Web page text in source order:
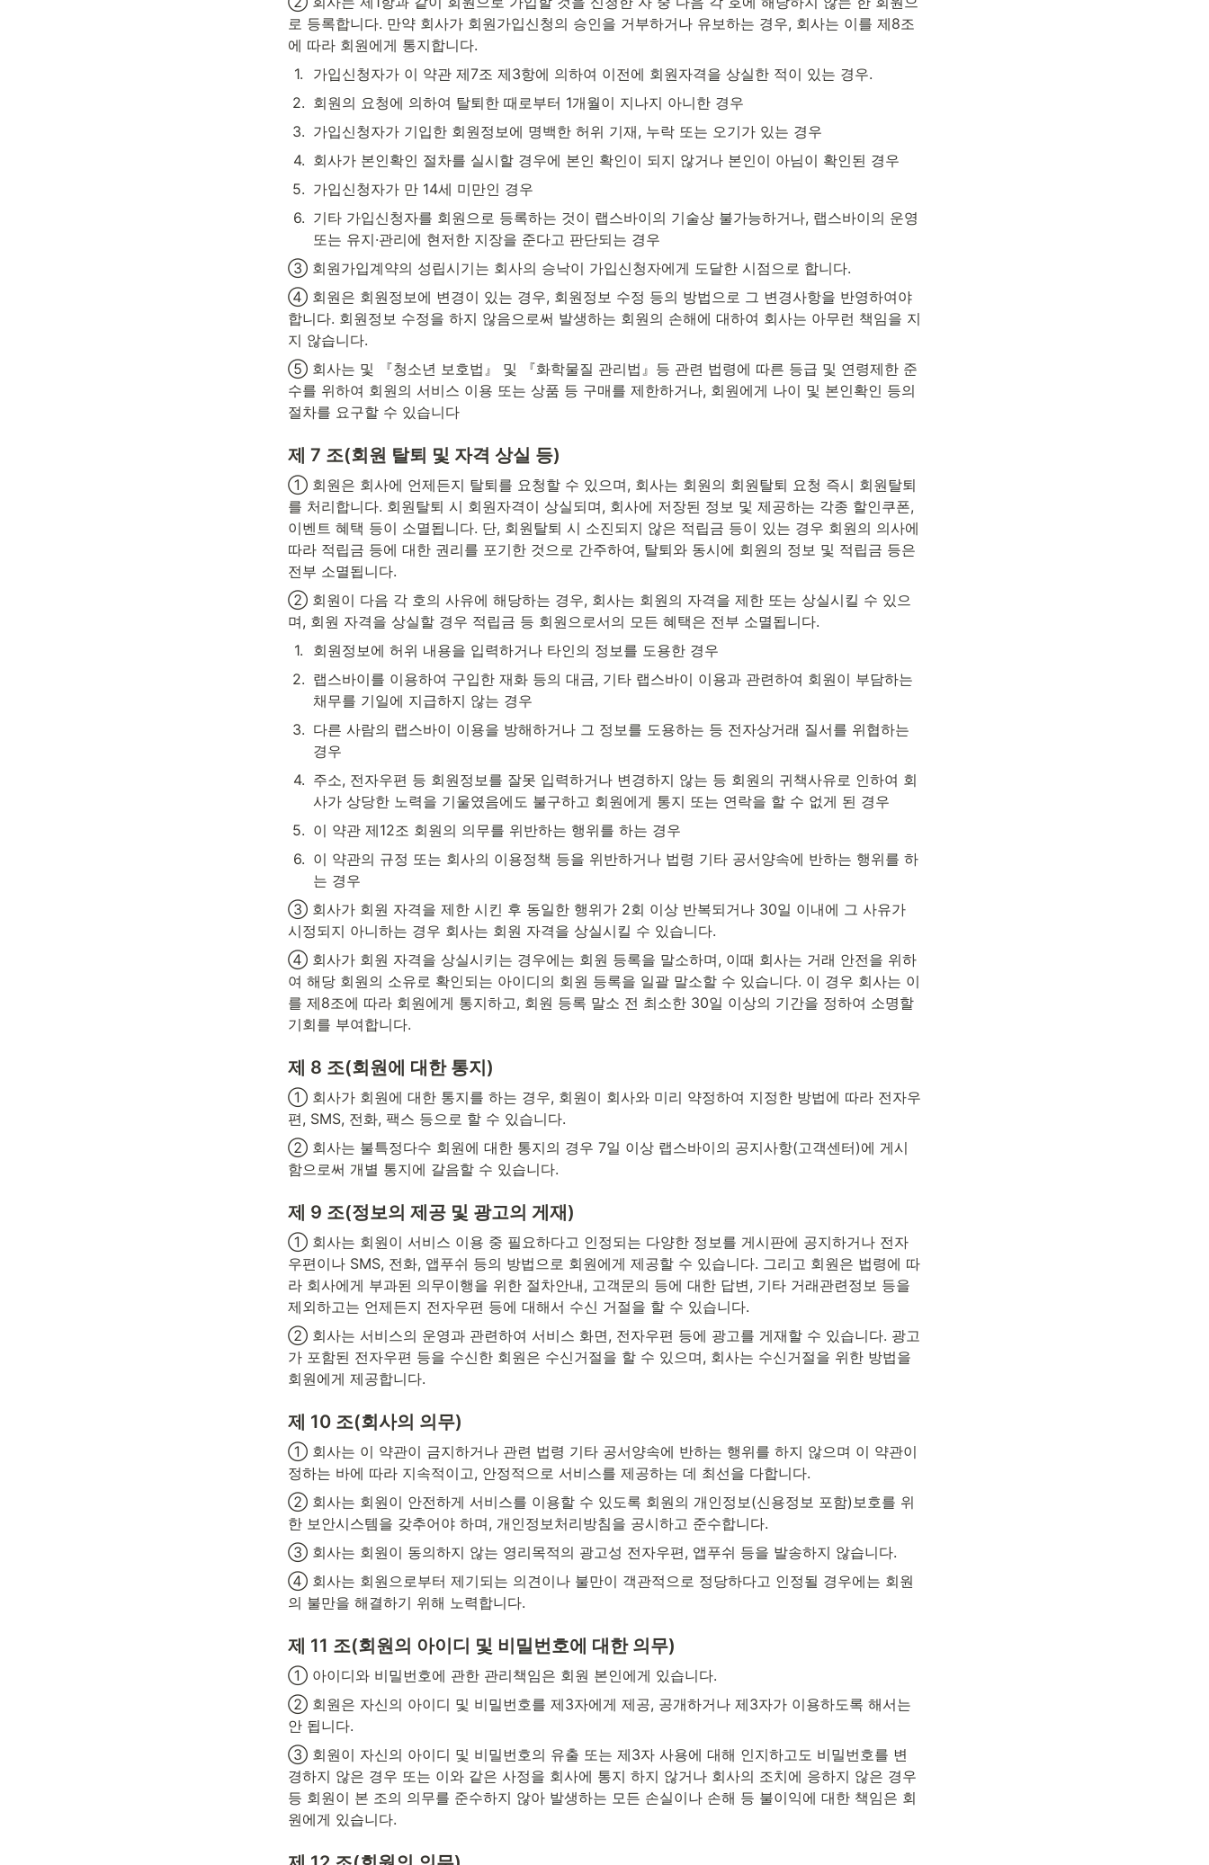
로 등록합니다. 만약 회사가 회원가입신청의 승인을 거부하거나 유보하는 경우, 회사는 이를 제8조
에 따라 회원에게 통지합니다.
1.
가입신청자가 이 약관 제7조 제3항에 의하여 이전에 회원자격을 상실한 적이 있는 경우.
2. 회원의 요청에 의하여 탈퇴한 때로부터 1개월이 지나지 아니한 경우
3. 가입신청자가 기입한 회원정보에 명백한 허위 기재, 누락 또는 오기가 있는 경우
4. 회사가 본인확인 절차를 실시할 경우에 본인 확인이 되지 않거나 본인이 아님이 확인된 경우
5. 가입신청자가 만 14세 미만인 경우
6. 기타 가입신청자를 회원으로 등록하는 것이 랩스바이의 기술상 불가능하거나, 랩스바이의 운영
또는 유지·관리에 현저한 지장을 준다고 판단되는 경우
③ 회원가입계약의 성립시기는 회사의 승낙이 가입신청자에게 도달한 시점으로 합니다.
④ 회원은 회원정보에 변경이 있는 경우, 회원정보 수정 등의 방법으로 그 변경사항을 반영하여야
합니다. 회원정보 수정을 하지 않음으로써 발생하는 회원의 손해에 대하여 회사는 아무런 책임을 지
지 않습니다.
⑤ 회사는 및 『청소년 보호법』 및 『화학물질 관리법』등 관련 법령에 따른 등급 및 연령제한 준
수를 위하여 회원의 서비스 이용 또는 상품 등 구매를 제한하거나, 회원에게 나이 및 본인확인 등의
절차를 요구할 수 있습니다
제 7 조(회원 탈퇴 및 자격 상실 등)
① 회원은 회사에 언제든지 탈퇴를 요청할 수 있으며, 회사는 회원의 회원탈퇴 요청 즉시 회원탈퇴
를 처리합니다. 회원탈퇴 시 회원자격이 상실되며, 회사에 저장된 정보 및 제공하는 각종 할인쿠폰,
이벤트 혜택 등이 소멸됩니다. 단, 회원탈퇴 시 소진되지 않은 적립금 등이 있는 경우 회원의 의사에
따라 적립금 등에 대한 권리를 포기한 것으로 간주하여, 탈퇴와 동시에 회원의 정보 및 적립금 등은
전부 소멸됩니다.
② 회원이 다음 각 호의 사유에 해당하는 경우, 회사는 회원의 자격을 제한 또는 상실시킬 수 있으
며, 회원 자격을 상실할 경우 적립금 등 회원으로서의 모든 혜택은 전부 소멸됩니다.
1.
회원정보에 허위 내용을 입력하거나 타인의 정보를 도용한 경우
2. 랩스바이를 이용하여 구입한 재화 등의 대금, 기타 랩스바이 이용과 관련하여 회원이 부담하는
채무를 기일에 지급하지 않는 경우
3. 다른 사람의 랩스바이 이용을 방해하거나 그 정보를 도용하는 등 전자상거래 질서를 위협하는
경우
4. 주소, 전자우편 등 회원정보를 잘못 입력하거나 변경하지 않는 등 회원의 귀책사유로 인하여 회
사가 상당한 노력을 기울였음에도 불구하고 회원에게 통지 또는 연락을 할 수 없게 된 경우
5. 이 약관 제12조 회원의 의무를 위반하는 행위를 하는 경우
6. 이 약관의 규정 또는 회사의 이용정책 등을 위반하거나 법령 기타 공서양속에 반하는 행위를 하
는 경우
③ 회사가 회원 자격을 제한 시킨 후 동일한 행위가 2회 이상 반복되거나 30일 이내에 그 사유가
시정되지 아니하는 경우 회사는 회원 자격을 상실시킬 수 있습니다.
④ 회사가 회원 자격을 상실시키는 경우에는 회원 등록을 말소하며, 이때 회사는 거래 안전을 위하
여 해당 회원의 소유로 확인되는 아이디의 회원 등록을 일괄 말소할 수 있습니다. 이 경우 회사는 이
를 제8조에 따라 회원에게 통지하고, 회원 등록 말소 전 최소한 30일 이상의 기간을 정하여 소명할
기회를 부여합니다.
제 8 조(회원에 대한 통지)
① 회사가 회원에 대한 통지를 하는 경우, 회원이 회사와 미리 약정하여 지정한 방법에 따라 전자우
편, SMS, 전화, 팩스 등으로 할 수 있습니다.
② 회사는 불특정다수 회원에 대한 통지의 경우 7일 이상 랩스바이의 공지사항(고객센터)에 게시
함으로써 개별 통지에 갈음할 수 있습니다.
제 9 조(정보의 제공 및 광고의 게재)
① 회사는 회원이 서비스 이용 중 필요하다고 인정되는 다양한 정보를 게시판에 공지하거나 전자
우편이나 SMS, 전화, 앱푸쉬 등의 방법으로 회원에게 제공할 수 있습니다. 그리고 회원은 법령에 따
라 회사에게 부과된 의무이행을 위한 절차안내, 고객문의 등에 대한 답변, 기타 거래관련정보 등을
제외하고는 언제든지 전자우편 등에 대해서 수신 거절을 할 수 있습니다.
② 회사는 서비스의 운영과 관련하여 서비스 화면, 전자우편 등에 광고를 게재할 수 있습니다. 광고
가 포함된 전자우편 등을 수신한 회원은 수신거절을 할 수 있으며, 회사는 수신거절을 위한 방법을
회원에게 제공합니다.
제 10 조(회사의 의무)
① 회사는 이 약관이 금지하거나 관련 법령 기타 공서양속에 반하는 행위를 하지 않으며 이 약관이
정하는 바에 따라 지속적이고, 안정적으로 서비스를 제공하는 데 최선을 다합니다.
② 회사는 회원이 안전하게 서비스를 이용할 수 있도록 회원의 개인정보(신용정보 포함)보호를 위
한 보안시스템을 갖추어야 하며, 개인정보처리방침을 공시하고 준수합니다.
③ 회사는 회원이 동의하지 않는 영리목적의 광고성 전자우편, 앱푸쉬 등을 발송하지 않습니다.
④ 회사는 회원으로부터 제기되는 의견이나 불만이 객관적으로 정당하다고 인정될 경우에는 회원
의 불만을 해결하기 위해 노력합니다.
제 11 조(회원의 아이디 및 비밀번호에 대한 의무)
① 아이디와 비밀번호에 관한 관리책임은 회원 본인에게 있습니다.
② 회원은 자신의 아이디 및 비밀번호를 제3자에게 제공, 공개하거나 제3자가 이용하도록 해서는
안 됩니다.
③ 회원이 자신의 아이디 및 비밀번호의 유출 또는 제3자 사용에 대해 인지하고도 비밀번호를 변
경하지 않은 경우 또는 이와 같은 사정을 회사에 통지 하지 않거나 회사의 조치에 응하지 않은 경우
등 회원이 본 조의 의무를 준수하지 않아 발생하는 모든 손실이나 손해 등 불이익에 대한 책임은 회
원에게 있습니다.